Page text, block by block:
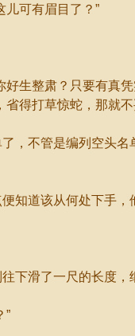
可有眉目了？”
整肃？只要有真凭
得打草惊蛇，那就不
不管是编列空头名
道该从何处下手，
滑了一尺的长度，
”